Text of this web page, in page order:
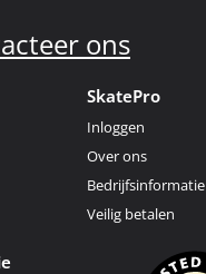
ons
SkatePro
Inloggen
Over ons
Bedrijfsinformatie
Veilig betalen